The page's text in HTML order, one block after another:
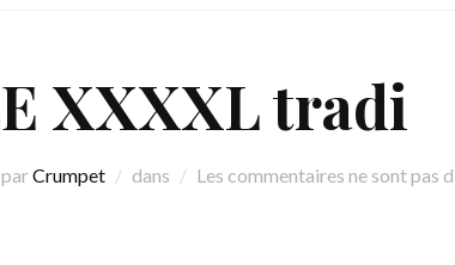
XXXXL tradi
parCrumpet dans Les commentaires ne sont pas